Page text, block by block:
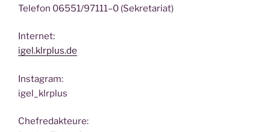
Tele­fon 06551/97111–0 (Sekre­ta­ri­at)
Inter­net:
igel.klrplus.de
Insta­gram:
igel_klrplus
Chef­re­dak­teu­re: